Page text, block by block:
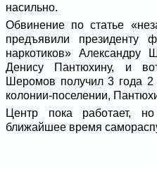
насильно.
Обвинение по статье
предъявили
наркотиков»
Денису Пантюхину, и
Шеромов получил 3 года
колонии-поселении,
Центр пока работает,
ближайшее время